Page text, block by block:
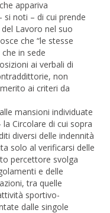
appariva
noti – di cui prende
Lavoro nel suo
che “le stesse
in sede
ai verbali di
non
ai criteri da
mansioni individuate
Circolare di cui sopra
diversi delle indennità
solo al verificarsi delle
percettore svolga
e delle
tra quelle
sportivo-
dalle singole